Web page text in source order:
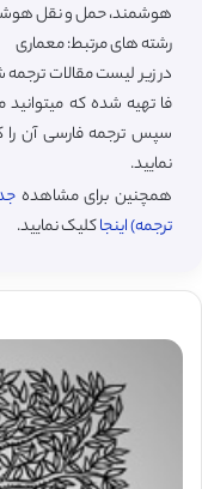
هوشمند، حمل و نقل
رشته های مرتبط: معماری
در زیر لیست مقالات
فا تهیه شده که میتوانید
سپس ترجمه فارسی آن را
نمایید.
همچنین برای مشاهده
ترجمه) اینجاکلیک نمایید.